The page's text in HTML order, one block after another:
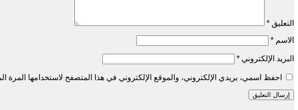
التعليق *
الاسم *
البريد الإلكتروني *
احفظ اسمي، بريدي الإلكتروني، والموقع الإلكتروني في هذا المتصفح لاستخدامها المرة